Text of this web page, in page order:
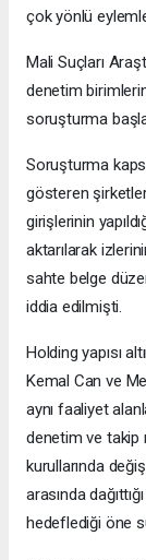
çok yönlü
Mali Suçları
denetim
soruşturma
Soruşturma
gösteren
girişlerinin
aktarılarak
sahte belge
iddia edilmişti.
Holding yapısı
Kemal Can ve
aynı faaliyet
denetim ve takip
kurullarında
arasında
hedeflediği öne